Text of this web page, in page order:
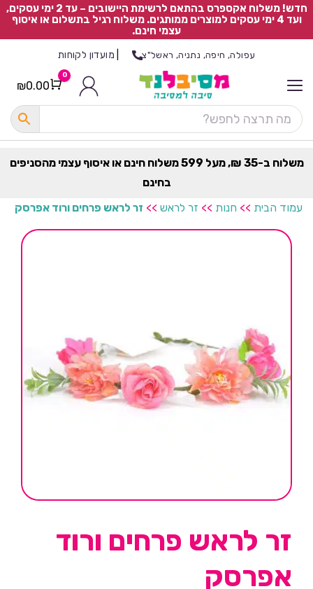
חדש! משלוח אקספרס בהתאם לרשימת היישובים – עד 2 ימי עסקים,
ועד 4 ימי עסקים למוצרים ממותגים. משלוח רגיל בתשלום או איסוף
עצמי חינם.
עפולה, חיפה, נתניה, ראשל"צ מועדון לקוחות
Cart
0
₪0.00
משלוח ב-35 ₪, מעל 599 משלוח חינם או איסוף עצמי מהסניפים
בחינם
עמוד הבית >> חנות >> זר לראש >> זר לראש פרחים ורוד אפרסק
זר לראש פרחים ורוד
אפרסק